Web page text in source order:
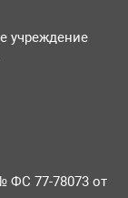
учреждение
ФС 77-78073 от